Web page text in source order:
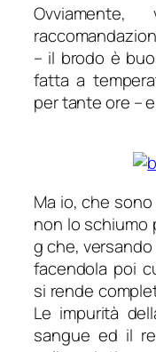
– il brodo è
fatta a
per tante ore –
Ma io, che
non lo schiumo
g che,
facendola poi
si rende
Le impurità
sangue ed il